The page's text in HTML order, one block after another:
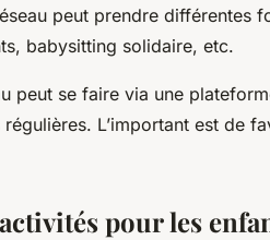
peut prendre différentes
babysitting solidaire, etc.
peut se faire via une
L’important est de
pour les